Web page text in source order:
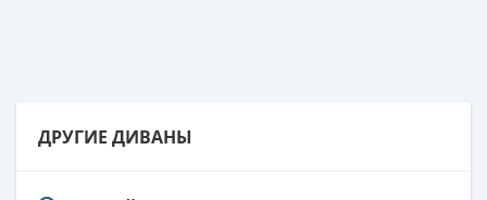
ДРУГИЕ ДИВАНЫ